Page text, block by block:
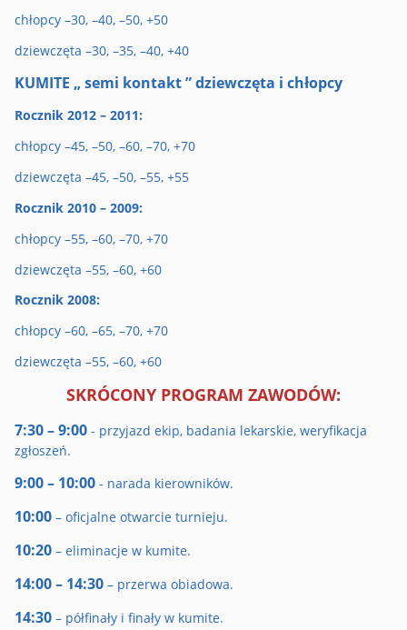
chłopcy –30, –40, –50, +50
dziewczęta –30, –35, –40, +40
KUMITE „ semi kontakt ” dziewczęta i chłopcy
Rocznik 2012 – 2011:
chłopcy –45, –50, –60, –70, +70
dziewczęta –45, –50, –55, +55
Rocznik 2010 – 2009:
chłopcy –55, –60, –70, +70
dziewczęta –55, –60, +60
Rocznik 2008:
chłopcy –60, –65, –70, +70
dziewczęta –55, –60, +60
SKRÓCONY PROGRAM ZAWODÓW:
7:30 – 9:00 - przyjazd ekip, badania lekarskie, weryfikacja
zgłoszeń.
9:00 – 10:00 - narada kierowników.
10:00 – oficjalne otwarcie turnieju.
10:20 – eliminacje w kumite.
14:00 – 14:30 – przerwa obiadowa.
14:30 – półfinały i finały w kumite.